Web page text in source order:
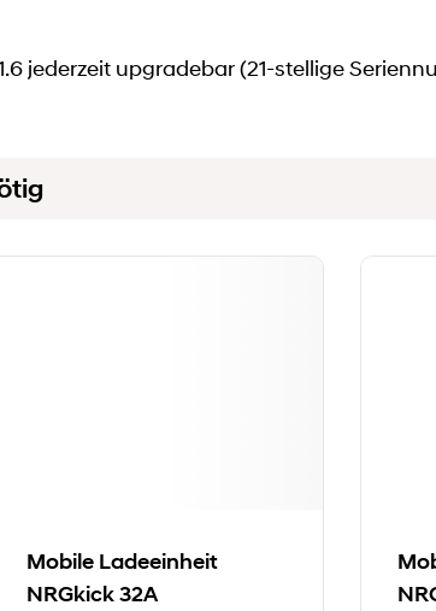
jederzeit upgradebar (21-stellige
Mobile Ladeeinheit
NRGkick 32A